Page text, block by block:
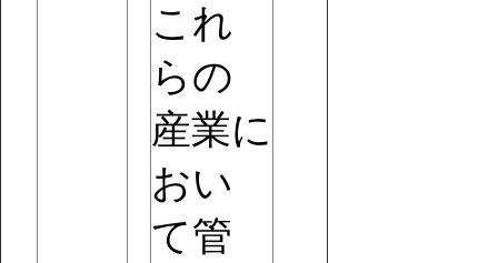
これ
らの
産業に
おい
て管